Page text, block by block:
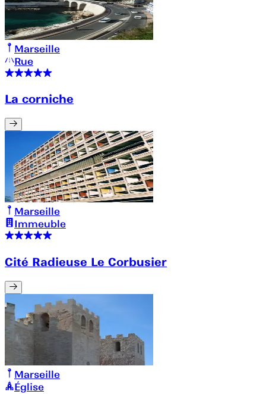
Marseille
Rue
La corniche
Marseille
Immeuble
Cité Radieuse Le Corbusier
Marseille
Église